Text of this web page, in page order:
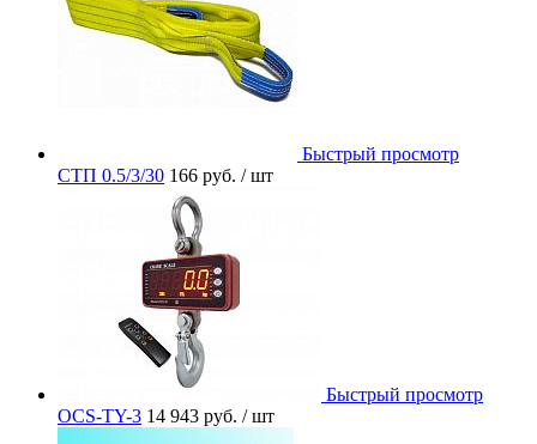
Быстрый просмотр
СТП 0.5/3/30 166 руб. / шт
Быстрый просмотр
OCS-TY-3 14 943 руб. / шт